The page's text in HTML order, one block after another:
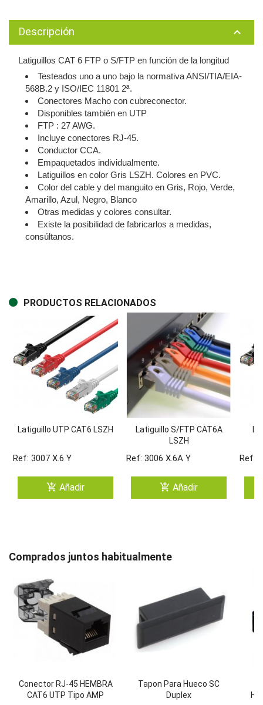
Descripción keyboard_arrow_up
Latiguillos CAT 6 FTP o S/FTP en función de la longitud
Testeados uno a uno bajo la normativa ANSI/TIA/EIA-
568B.2 y ISO/IEC 11801 2ª.
Conectores Macho con cubreconector.
Disponibles también en UTP
FTP : 27 AWG.
Incluye conectores RJ-45.
Conductor CCA.
Empaquetados individualmente.
Latiguillos en color Gris LSZH. Colores en PVC.
Color del cable y del manguito en Gris, Rojo, Verde,
Amarillo, Azul, Negro, Blanco
Otras medidas y colores consultar.
Existe la posibilidad de fabricarlos a medidas,
consúltanos.
PRODUCTOS RELACIONADOS
Latiguillo UTP CAT6 LSZH
Ref: 3007 X.6 Y
add_shopping_cart Añadir
Latiguillo S/FTP CAT6A
LSZH
Ref: 3006 X.6A Y
add_shopping_cart Añadir
Ref:
Comprados juntos habitualmente
Conector RJ-45 HEMBRA
CAT6 UTP Tipo AMP
Tapon Para Hueco SC
Duplex